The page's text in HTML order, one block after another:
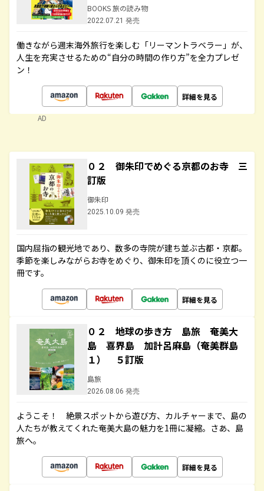
BOOKS 旅の読み物
2022.07.21 発売
働きながら週末海外旅行を楽しむ「リーマントラベラー」が、
人生を充実させるための“自分の時間の作り方”を全力プレゼ
ン！
詳細を見る
AD
０２ 御朱印でめぐる京都のお寺 三
訂版
御朱印
2025.10.09 発売
国内屈指の観光地であり、数多の寺院が建ち並ぶ古都・京都。
季節を楽しみながらお寺をめぐり、御朱印を頂くのに役立つ一
冊です。
詳細を見る
０２ 地球の歩き方 島旅 奄美大
島 喜界島 加計呂麻島（奄美群島
１） ５訂版
島旅
2026.08.06 発売
ようこそ！ 絶景スポットから遊び方、カルチャーまで、島の
人たちが教えてくれた奄美大島の魅力を1冊に凝縮。さあ、島
旅へ。
詳細を見る